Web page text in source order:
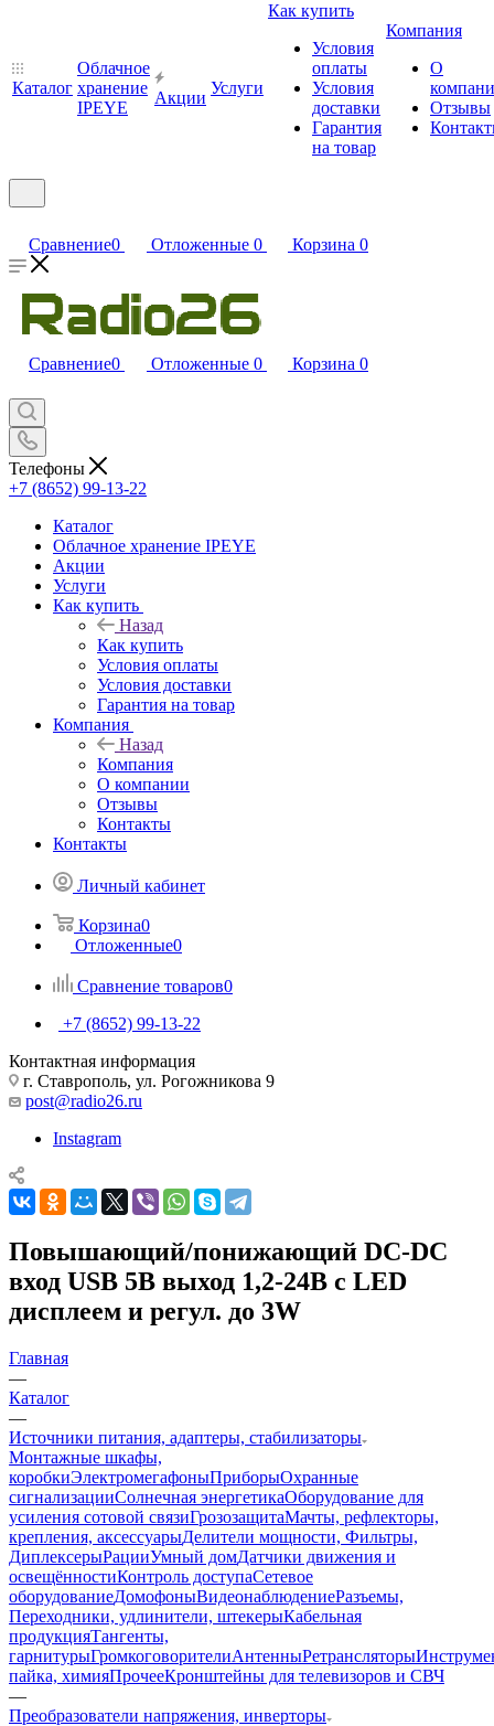
Каталог
Облачное
хранение
IPEYE
Акции
Услуги
Как купить
Условия
оплаты
Условия
доставки
Гарантия
на товар
Компания
О
Отзывы
Сравнение0 Отложенные 0 Корзина 0
Сравнение0 Отложенные 0 Корзина 0
Телефоны
+7 (8652) 99-13-22
Каталог
Облачное хранение IPEYE
Акции
Услуги
Как купить
Назад
Как купить
Условия оплаты
Условия доставки
Гарантия на товар
Компания
Назад
Компания
О компании
Отзывы
Контакты
Контакты
Личный кабинет
Корзина0
Отложенные0
Сравнение товаров0
+7 (8652) 99-13-22
Контактная информация
г. Ставрополь, ул. Рогожникова 9
post@radio26.ru
Instagram
Повышающий/понижающий DC-DC
вход USB 5В выход 1,2-24В с LED
дисплеем и регул. до 3W
Главная
—
Каталог
—
Источники питания, адаптеры, стабилизаторы
Монтажные шкафы,
коробкиЭлектромегафоныПриборыОхранные
сигнализацииСолнечная энергетикаОборудование для
усиления сотовой связиГрозозащитаМачты, рефлекторы,
крепления, аксессуарыДелители мощности, Фильтры,
ДиплексерыРацииУмный домДатчики движения и
освещённостиКонтроль доступаСетевое
оборудованиеДомофоныВидеонаблюдениеРазъемы,
Переходники, удлинители, штекерыКабельная
продукцияТангенты,
гарнитурыГромкоговорителиАнтенныРетрансляторы
пайка, химияПрочееКронштейны для телевизоров и СВЧ
—
Преобразователи напряжения, инверторы